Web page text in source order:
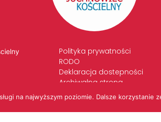
Polityka prywatności
RODO
Deklaracja dostepności
Archiwalna strona
Standardy Ochrony
na najwyższym poziomie. Dalsze korzystanie